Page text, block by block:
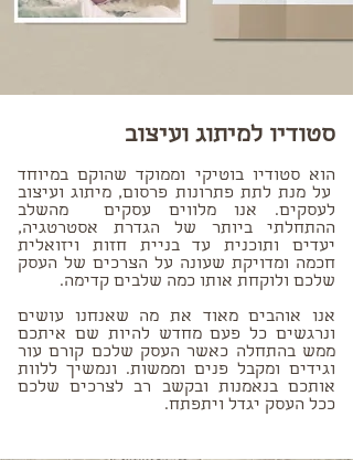
סטודיו למיתוג ועיצוב
הוא סטודיו בוטיקי וממוקד שהוקם במיוחד
על מנת לתת פתרונות פרסום, מיתוג ועיצוב
לעסקים. אנו מלווים עסקים מהשלב
ההתחלתי ביותר של הגדרת אסטרטגיה,
יעדים ותוכנית עד בניית חזות ויזואלית
חכמה ומדויקת שעונה על הצרכים של העסק
שלכם ולוקחת אותו כמה שלבים קדימה.
אנו אוהבים מאוד את מה שאנחנו עושים
ונרגשים כל פעם מחדש להיות שם איתכם
ממש בהתחלה כאשר העסק שלכם קורם עור
וגידים ומקבל פנים וממשות. ונמשיך ללוות
אותכם בנאמנות ובקשב רב לצרכים שלכם
ככל העסק יגדל ויתפתח.